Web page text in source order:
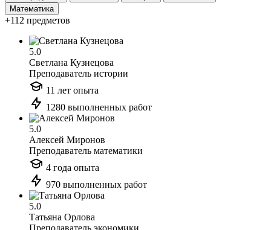
Математика
+112 предметов
5.0
Светлана Кузнецова
Преподаватель истории
11 лет опыта
1280 выполненных работ
5.0
Алексей Миронов
Преподаватель математики
4 года опыта
970 выполненных работ
5.0
Татьяна Орлова